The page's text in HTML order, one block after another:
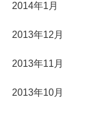
2014年1月
2013年12月
2013年11月
2013年10月